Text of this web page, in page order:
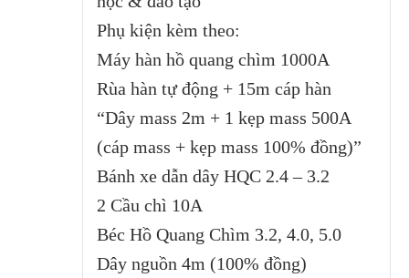
Phụ kiện kèm theo:
Máy hàn hồ quang chìm 1000A
Rùa hàn tự động + 15m cáp hàn
“Dây mass 2m + 1 kẹp mass 500A
(cáp mass + kẹp mass 100% đồng)”
Bánh xe dẫn dây HQC 2.4 – 3.2
2 Cầu chì 10A
Béc Hồ Quang Chìm 3.2, 4.0, 5.0
Dây nguồn 4m (100% đồng)